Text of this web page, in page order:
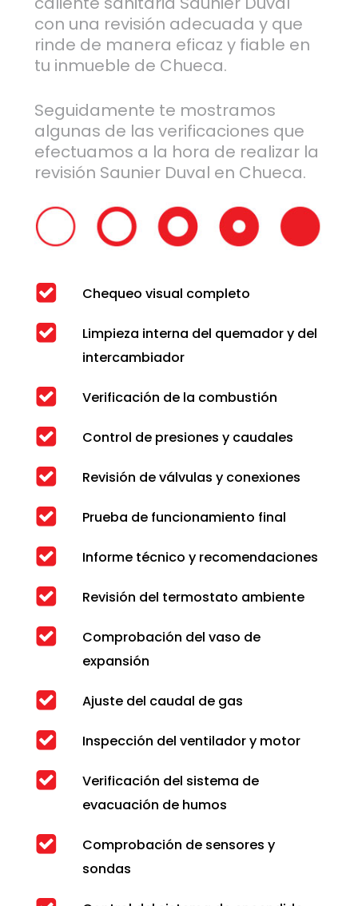
con una revisión adecuada y que
rinde de manera eficaz y fiable en
tu inmueble de Chueca.
Seguidamente te mostramos
algunas de las verificaciones que
efectuamos a la hora de realizar la
revisión Saunier Duval en Chueca.
Chequeo visual completo
Limpieza interna del quemador y del
intercambiador
Verificación de la combustión
Control de presiones y caudales
Revisión de válvulas y conexiones
Prueba de funcionamiento final
Informe técnico y recomendaciones
Revisión del termostato ambiente
Comprobación del vaso de
expansión
Ajuste del caudal de gas
Inspección del ventilador y motor
Verificación del sistema de
evacuación de humos
Comprobación de sensores y
sondas